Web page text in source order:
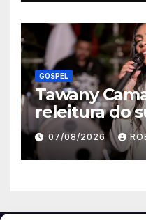
GOSPEL
Tawany
releitura do
Novo Dia”
07/08/2026